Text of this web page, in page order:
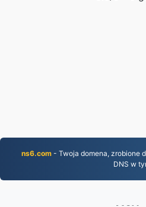
ns6.com- Twoja domena, zrobione
DNS w